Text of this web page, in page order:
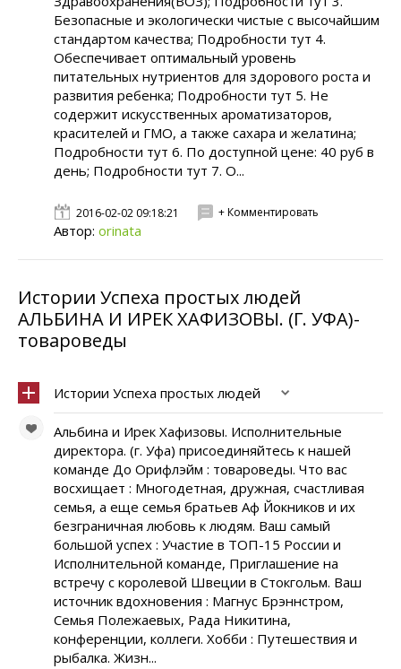
Безопасные и экологически чистые с высочайшим
стандартом качества; Подробности тут 4.
Обеспечивает оптимальный уровень
питательных нутриентов для здорового роста и
развития ребенка; Подробности тут 5. Не
содержит искусственных ароматизаторов,
красителей и ГМО, а также сахара и желатина;
Подробности тут 6. По доступной цене: 40 руб в
день; Подробности тут 7. О...
2016-02-02 09:18:21 + Комментировать
Автор: orinata
Истории Успеха простых людей
АЛЬБИНА И ИРЕК ХАФИЗОВЫ. (Г. УФА)-
товароведы
Истории Успеха простых людей
Альбина и Ирек Хафизовы. Исполнительные
директора. (г. Уфа) присоединяйтесь к нашей
команде До Орифлэйм : товароведы. Что вас
восхищает : Многодетная, дружная, счастливая
семья, а еще семья братьев Аф Йокников и их
безграничная любовь к людям. Ваш самый
большой успех : Участие в ТОП-15 России и
Исполнительной команде, Приглашение на
встречу с королевой Швеции в Стокгольм. Ваш
источник вдохновения : Магнус Брэннстром,
Семья Полежаевых, Рада Никитина,
конференции, коллеги. Хобби : Путешествия и
рыбалка. Жизн...